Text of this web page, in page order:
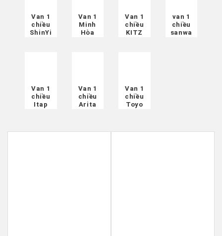
Van 1
chiều
ShinYi
Van 1
Minh
Hòa
Van 1
chiều
KITZ
van 1
chiều
sanwa
Van 1
chiều
Itap
Van 1
chiều
Arita
Van 1
chiều
Toyo